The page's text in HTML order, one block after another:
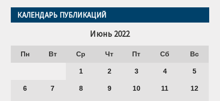
КАЛЕНДАРЬ ПУБЛИКАЦИЙ
Июнь 2022
Пн Вт Ср Чт Пт Сб Вс
1 2 3 4 5
6 7 8 9 10 11 12